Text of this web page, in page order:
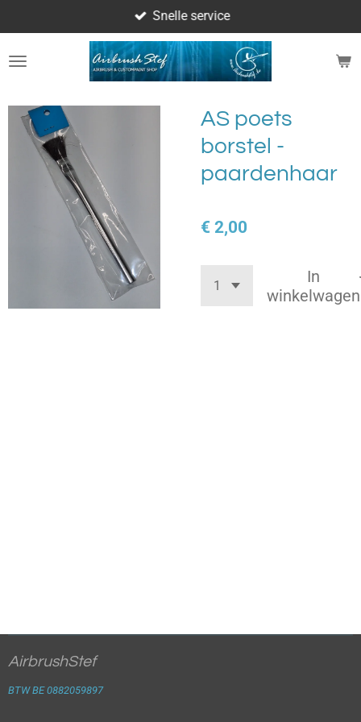
direct
naar
Snelle service
AS poets
borstel -
paardenhaar
€ 2,00
In
winkelwagen
AirbrushStef
BTW BE 0882059897